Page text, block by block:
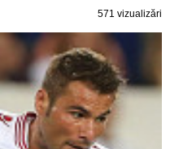
571 vizualizări